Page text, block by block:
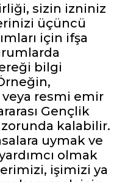
sizin izniniz
üçüncü
için ifşa
bilgi
resmi emir
Gençlik
kalabilir.
uymak ve
olmak
işimizi ya